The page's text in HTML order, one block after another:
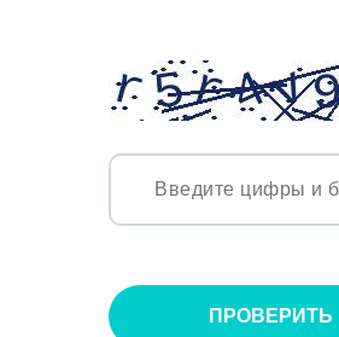
ПРОВЕРИТЬ